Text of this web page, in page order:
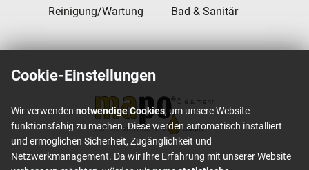
Reinigung/Wartung
Bad & Sanitär
Cookie-Einstellungen
Wir verwenden notwendige Cookies, um unsere Website
funktionsfähig zu machen. Diese werden automatisch installiert
und ermöglichen Sicherheit, Zugänglichkeit und
Netzwerkmanagement. Da wir Ihre Erfahrung mit unserer Website